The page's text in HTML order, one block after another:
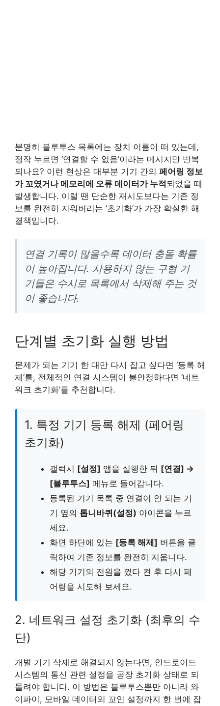
분명히 블루투스 목록에는 장치 이름이 떠 있는데,
정작 누르면 ‘연결할 수 없음’이라는 메시지만 반복
되나요? 이런 현상은 대부분 기기 간의 페어링 정보
가 꼬였거나 메모리에 오류 데이터가 누적되었을 때
발생합니다. 이럴 땐 단순한 재시도보다는 기존 정
보를 완전히 지워버리는 ‘초기화’가 가장 확실한 해
결책입니다.
연결 기록이 많을수록 데이터 충돌 확률
이 높아집니다. 사용하지 않는 구형 기
기들은 수시로 목록에서 삭제해 주는 것
이 좋습니다.
단계별 초기화 실행 방법
문제가 되는 기기 한 대만 다시 잡고 싶다면 ‘등록 해
제’를, 전체적인 연결 시스템이 불안정하다면 ‘네트
워크 초기화’를 추천합니다.
1. 특정 기기 등록 해제 (페어링
초기화)
갤럭시 [설정] 앱을 실행한 뒤 [연결] →
[블루투스] 메뉴로 들어갑니다.
등록된 기기 목록 중 연결이 안 되는 기
기 옆의 톱니바퀴(설정) 아이콘을 누르
세요.
화면 하단에 있는 [등록 해제] 버튼을 클
릭하여 기존 정보를 완전히 지웁니다.
해당 기기의 전원을 껐다 켠 후 다시 페
어링을 시도해 보세요.
2. 네트워크 설정 초기화 (최후의 수
단)
개별 기기 삭제로 해결되지 않는다면, 안드로이드
시스템의 통신 관련 설정을 공장 초기화 상태로 되
돌려야 합니다. 이 방법은 블루투스뿐만 아니라 와
이파이, 모바일 데이터의 꼬인 설정까지 한 번에 잡